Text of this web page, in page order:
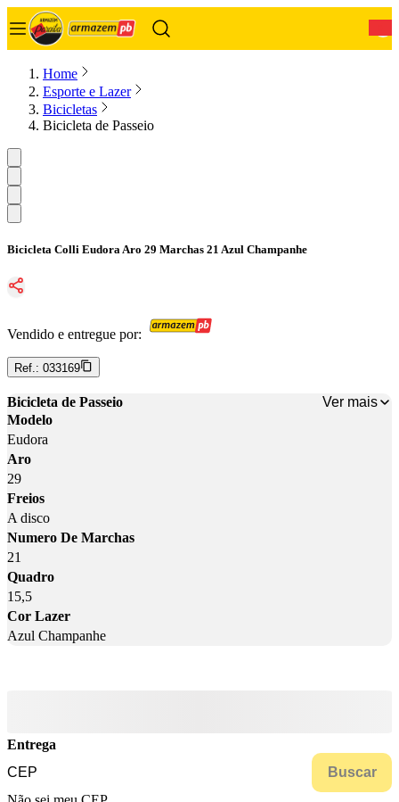
Home
Esporte e Lazer
Bicicletas
Bicicleta de Passeio
Bicicleta Colli Eudora Aro 29 Marchas 21 Azul Champanhe
Vendido e entregue por:
Ref.: 033169
Bicicleta de Passeio
Ver mais
Modelo
Eudora
Aro
29
Freios
A disco
Numero De Marchas
21
Quadro
15,5
Cor Lazer
Azul Champanhe
Entrega
Buscar